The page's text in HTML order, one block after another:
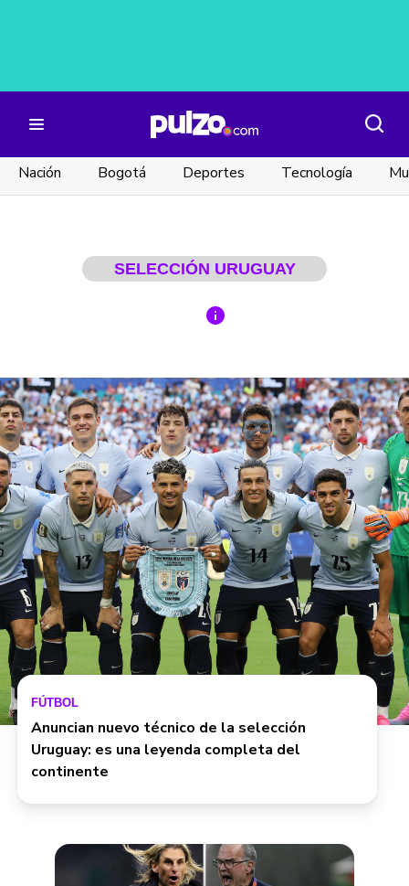
Nación Bogotá Deportes Tecnología
SELECCIÓN URUGUAY
FÚTBOL
Anuncian nuevo técnico de la selección
Uruguay: es una leyenda completa del
continente